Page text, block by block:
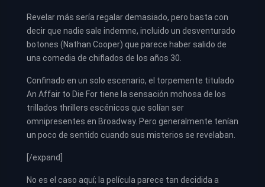
Revelar más sería regalar demasiado, pero basta con
decir que nadie sale indemne, incluido un desventurado
botones (Nathan Cooper) que parece haber salido de
una comedia de chiflados de los años 30.
Confinado en un solo escenario, el torpemente titulado
An Affair to Die For tiene la sensación mohosa de los
trillados thrillers escénicos que solían ser
omnipresentes en Broadway. Pero generalmente tenían
un poco de sentido cuando sus misterios se revelaban.
[/expand]
No es el caso aquí; la película parece tan decidida a